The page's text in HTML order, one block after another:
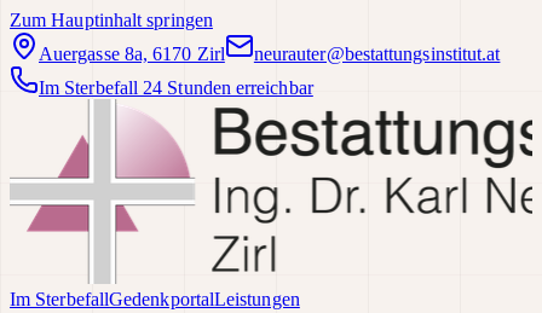
Zum Hauptinhalt springen
Auergasse 8a, 6170 Zirl
neurauter@bestattungsinstitut.at
Im Sterbefall 24 Stunden erreichbar
Im SterbefallGedenkportalLeistungen